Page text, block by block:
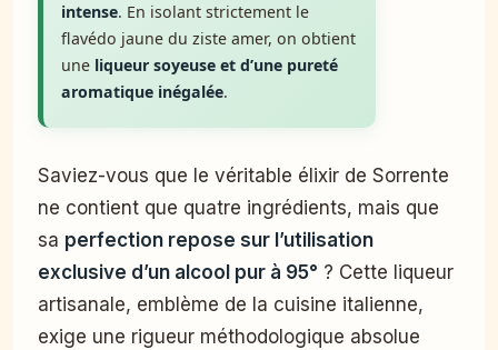
intense. En isolant strictement le
flavédo jaune du ziste amer, on obtient
une liqueur soyeuse et d’une pureté
aromatique inégalée.
Saviez-vous que le véritable élixir de Sorrente
ne contient que quatre ingrédients, mais que
sa perfection repose sur l’utilisation
exclusive d’un alcool pur à 95° ? Cette liqueur
artisanale, emblème de la cuisine italienne,
exige une rigueur méthodologique absolue